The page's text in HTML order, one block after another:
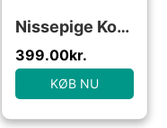
Nissepige Kostume
399.00kr.
KØB NU